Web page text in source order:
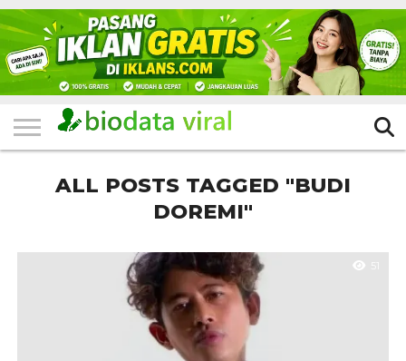
HOME
FILTER
KATEGORI
IKLAN
GRATIS
TERVIRAL
TRADING
KOMUNITAS
BERITA
BISNIS
LAINNYA
ALL POSTS TAGGED "BUDI
DOREMI"
51